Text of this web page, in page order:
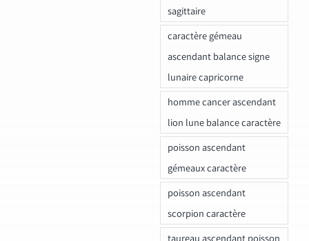
sagittaire
caractère gémeau
ascendant balance signe
lunaire capricorne
homme cancer ascendant
lion lune balance caractère
poisson ascendant
gémeaux caractère
poisson ascendant
scorpion caractère
taureau ascendant poisson